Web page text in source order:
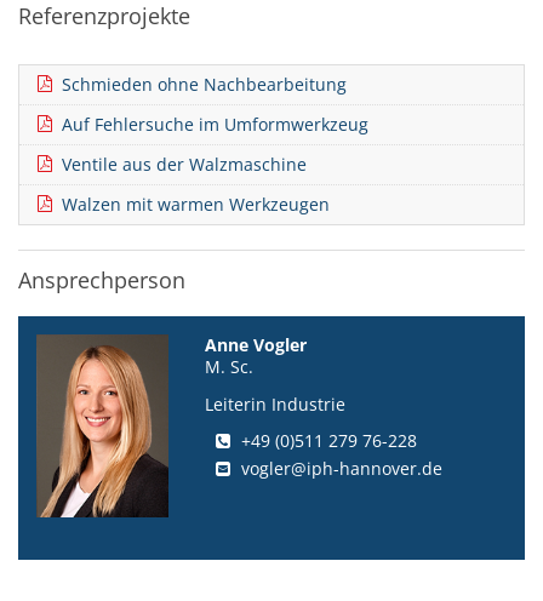
Referenzprojekte
Schmieden ohne Nachbearbeitung
Auf Fehlersuche im Umformwerkzeug
Ventile aus der Walzmaschine
Walzen mit warmen Werkzeugen
Ansprechperson
Anne Vogler
M. Sc.
Leiterin Industrie
+49 (0)511 279 76-228
vogler@iph-hannover.de